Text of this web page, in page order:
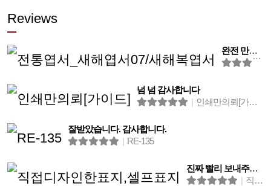
Reviews
완전 만족합니다
넘 넘 감사합니다
| 인쇄만의뢰[가이드]
잘받았습니다. 감사합니다.
| RE-135
진짜 빨리 보내주셔서 감사합니당!!!!
| 직접디자인한표지,셀프표지